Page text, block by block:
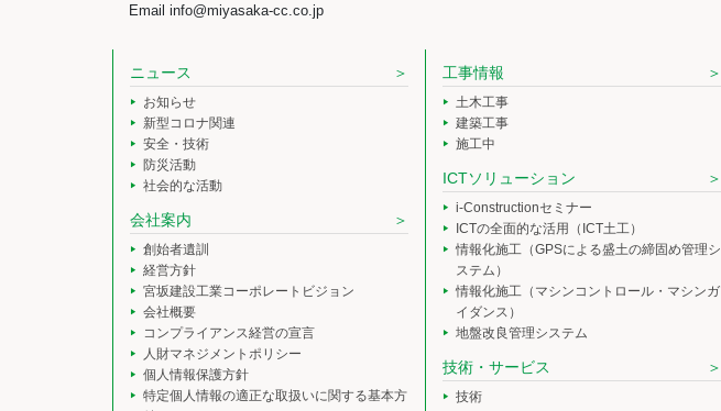
Email info@miyasaka-cc.co.jp
ニュース
お知らせ
新型コロナ関連
安全・技術
防災活動
社会的な活動
会社案内
創始者遺訓
経営方針
宮坂建設工業コーポレートビジョン
会社概要
コンプライアンス経営の宣言
人財マネジメントポリシー
個人情報保護方針
特定個人情報の適正な取扱いに関する基本方
工事情報
土木工事
建築工事
施工中
ICTソリューション
i-Constructionセミナー
ICTの全面的な活用（ICT土工）
情報化施工（GPSによる盛土の締固め管理シ
ステム）
情報化施工（マシンコントロール・マシンガ
イダンス）
地盤改良管理システム
技術・サービス
技術